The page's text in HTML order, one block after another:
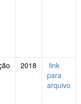
2018
link
para
arquivo